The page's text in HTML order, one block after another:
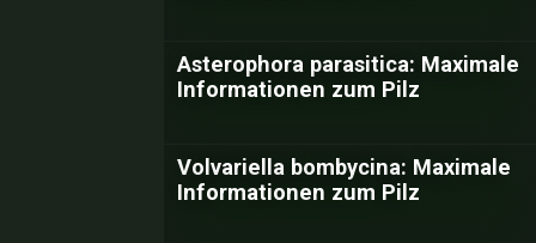
Asterophora parasitica: Maximale
Informationen zum Pilz
Volvariella bombycina: Maximale
Informationen zum Pilz